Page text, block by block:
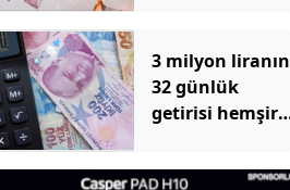
3 milyon liranın
32 günlük
getirisi hemşire